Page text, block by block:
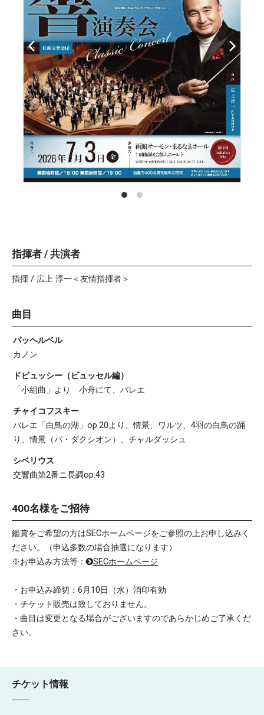
指揮者 / 共演者
指揮 / 広上 淳一＜友情指揮者＞
曲目
パッヘルベル
カノン
ドビュッシー（ビュッセル編）
「小組曲」より 小舟にて、バレエ
チャイコフスキー
バレエ「白鳥の湖」op.20より、情景、ワルツ、4羽の白鳥の踊
り、情景（パ・ダクシオン）、チャルダッシュ
シベリウス
交響曲第2番ニ長調op.43
400名様をご招待
鑑賞をご希望の方はSECホームページをご参照の上お申し込みく
ださい。（申込多数の場合抽選になります）
※お申込み方法等：
SECホームページ
・お申込み締切：6月10日（水）消印有効
・チケット販売は致しておりません。
・曲目は変更となる場合がございますのであらかじめご了承くだ
さい。
チケット情報